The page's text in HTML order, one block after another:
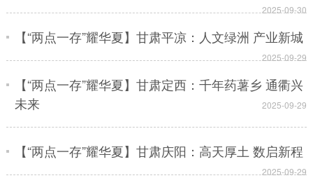
2025-09-30
【“两点一存”耀华夏】甘肃平凉：人文绿洲 产业新城
2025-09-29
【“两点一存”耀华夏】甘肃定西：千年药薯乡 通衢兴
未来
2025-09-29
【“两点一存”耀华夏】甘肃庆阳：高天厚土 数启新程
2025-09-29